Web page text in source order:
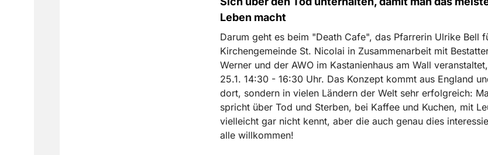
Leben macht
Darum geht es beim "Death Cafe", das Pfarrerin Ulrike Bell
Kirchengemeinde St. Nicolai in Zusammenarbeit mit
Werner und der AWO im Kastanienhaus am Wall
25.1. 14:30 - 16:30 Uhr. Das Konzept kommt aus England
dort, sondern in vielen Ländern der Welt sehr erfolgreich:
spricht über Tod und Sterben, bei Kaffee und Kuchen, mit
vielleicht gar nicht kennt, aber die auch genau dies
alle willkommen!